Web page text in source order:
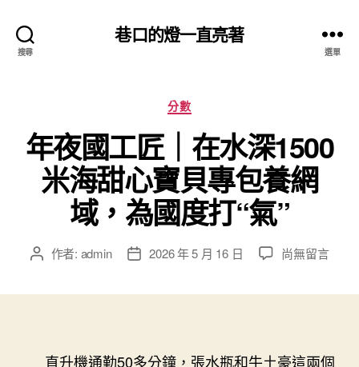
搜尋
巷口的燈一直亮著
選單
分
類
分數
年夜國工匠｜在水深1500
米海甜心寶貝專包養網
域，為國度打“氣”
文 作者: admin
文 2026 年 5 月 16 日
在
｜
尚無留言
直升機通勤50多分鐘，張水瓶和牛土豪這兩個